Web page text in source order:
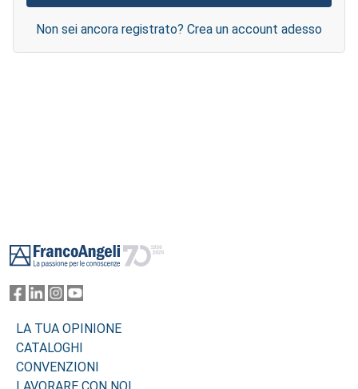
Non sei ancora registrato? Crea un account adesso
LA TUA OPINIONE
CATALOGHI
CONVENZIONI